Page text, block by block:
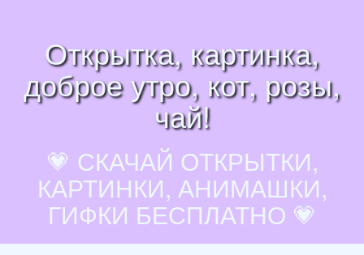
Открытка, картинка,
доброе утро, кот, розы,
чай!
💗 СКАЧАЙ ОТКРЫТКИ,
КАРТИНКИ, АНИМАШКИ,
ГИФКИ БЕСПЛАТНО 💗